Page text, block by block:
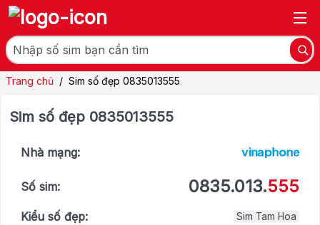
Trang chủ / Sim số đẹp 0835013555
Sim số đẹp 0835013555
Nhà mạng:
Số sim: 0835.013.555
Kiểu số đẹp: Sim Tam Hoa